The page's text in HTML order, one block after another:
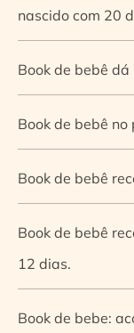
nascido com 20
Book de bebê
Book de bebê no
Book de bebê
Book de bebê
12 dias.
Book de bebe: